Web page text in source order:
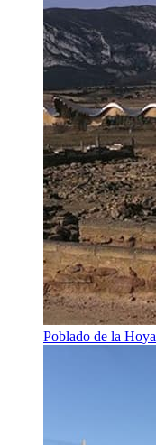
Poblado de la Hoya